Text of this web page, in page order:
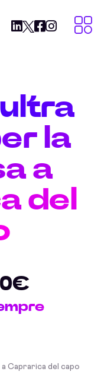
la
a
del
Caprarica del capo